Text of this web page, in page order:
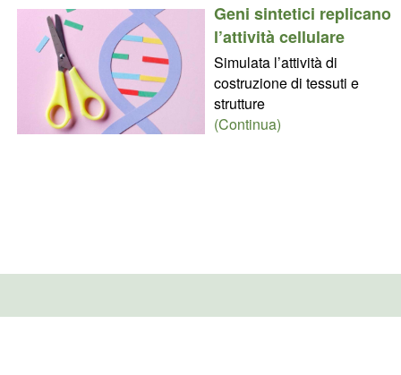
Geni sintetici replicano
l’attività cellulare
Simulata l’attività di
costruzione di tessuti e
strutture
(Continua)